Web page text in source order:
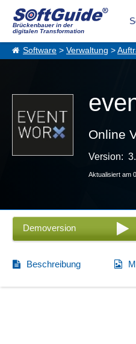
Brückenbauer in der
digitalen Transformation
Software > Verwaltung >
Online
Version:
Aktualisiert am
Demoversion
Beschreibung